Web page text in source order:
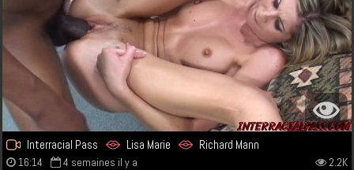
Interracial Pass Lisa Marie Richard Mann
16:14 4 semaines il y a 2.2K